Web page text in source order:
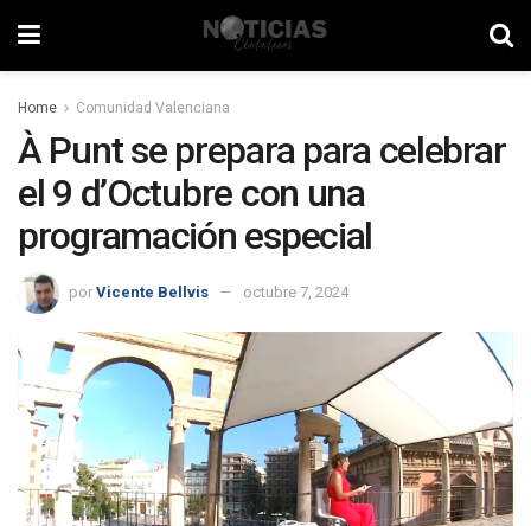
Home Comunidad Valenciana
À Punt se prepara para celebrar
el 9 d’Octubre con una
programación especial
por Vicente Bellvis octubre 7, 2024